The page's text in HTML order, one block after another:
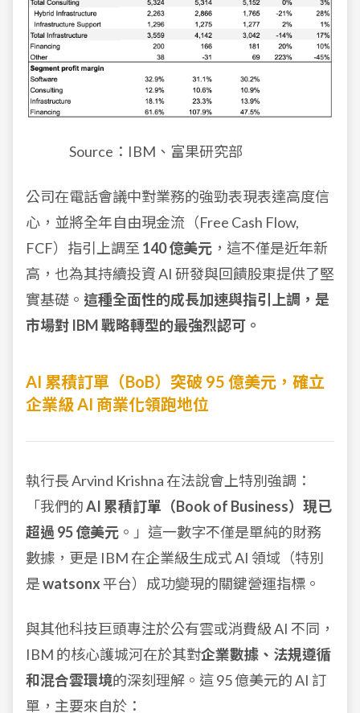
Source：IBM、富果研究部
公司在電話會議中對業務的強勁表現表達高度信
心，並將全年自由現金流（Free Cash Flow,
FCF）指引上調至 140 億美元 ，這不僅是近年新
高，也為其持續投資 AI 研發與回饋股東提供了堅
實基礎。 這種全面性的成長加速與指引上調，是
市場對 IBM 戰略轉型的最強烈認可。
AI 累積訂單（BoB）突破 95 億美元，確立
企業級 AI 商業化領跑地位
執行長 Arvind Krishna 在法說會上特別強調：
「我們的AI 累積訂單（Book of Business）現已
超過 95 億美元 。」這一數字不僅是單純的財務
數據，更是 IBM 在企業級生成式 AI 領域（特別
是watsonx平台）成功變現的關鍵營運指標。
與其他科技巨頭專注於公有雲或消費級 AI 不同，
IBM 的核心護城河在於其對企業數據、法規遵循
和混合雲環境的深刻理解。這 95 億美元的 AI 訂
單，主要來自於：